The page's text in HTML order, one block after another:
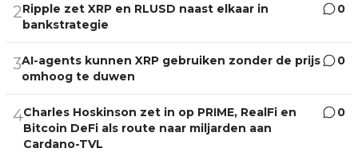
2Ripple zet XRP en RLUSD naast elkaar in
bankstrategie
0
3AI-agents kunnen XRP gebruiken zonder de prijs
omhoog te duwen
0
4Charles Hoskinson zet in op PRIME, RealFi en
Bitcoin DeFi als route naar miljarden aan
Cardano-TVL
0